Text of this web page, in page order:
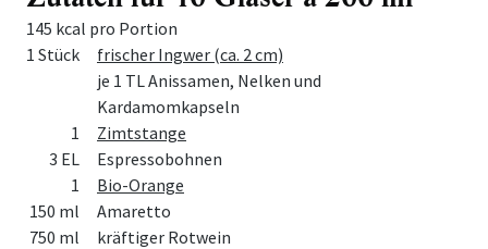
145 kcal pro Portion
MengeZutat
1 Stück
frischer Ingwer (ca. 2 cm)
je 1 TL Anissamen, Nelken und
Kardamomkapseln
1
Zimtstange
3 EL
Espressobohnen
1
Bio-Orange
150 ml
Amaretto
750 ml
kräftiger Rotwein